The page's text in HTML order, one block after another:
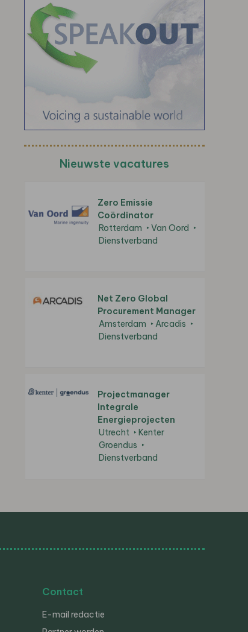
Nieuwste vacatures
Zero Emissie
Coördinator
Rotterdam
Van Oord
Dienstverband
Net Zero Global
Procurement Manager
Amsterdam
Arcadis
Dienstverband
Projectmanager
Integrale
Energieprojecten
Utrecht
Kenter
Groendus
Dienstverband
Contact
E-mail redactie